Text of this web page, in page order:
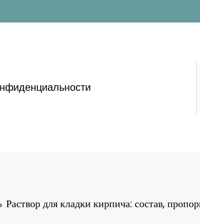
Раствор для кладки кирпича: состав,